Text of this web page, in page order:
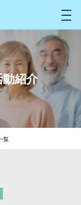
メ
ニ
ュ
紹介
覧